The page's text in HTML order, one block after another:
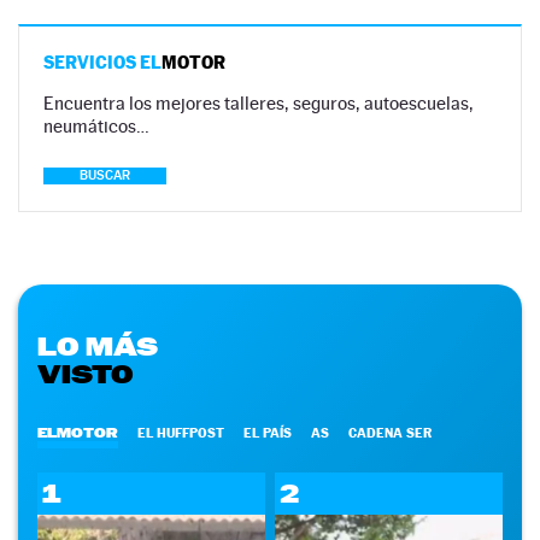
SERVICIOS ELMOTOR
Encuentra los mejores talleres, seguros, autoescuelas,
neumáticos…
BUSCAR
LO MÁS
VISTO
ELMOTOR EL HUFFPOST EL PAÍS AS CADENA SER
1 2